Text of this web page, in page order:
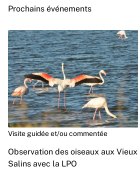
Prochains événements
Observation des oiseaux aux Vieux
Salins avec la LPO
Visite guidée et/ou commentée